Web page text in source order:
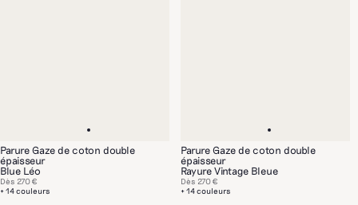
Parure Gaze de coton double
épaisseur
Blue Léo
+ 14 couleurs
Dès 270 €
Parure Gaze de coton double
épaisseur
Rayure Vintage Bleue
+ 14 couleurs
Dès 270 €